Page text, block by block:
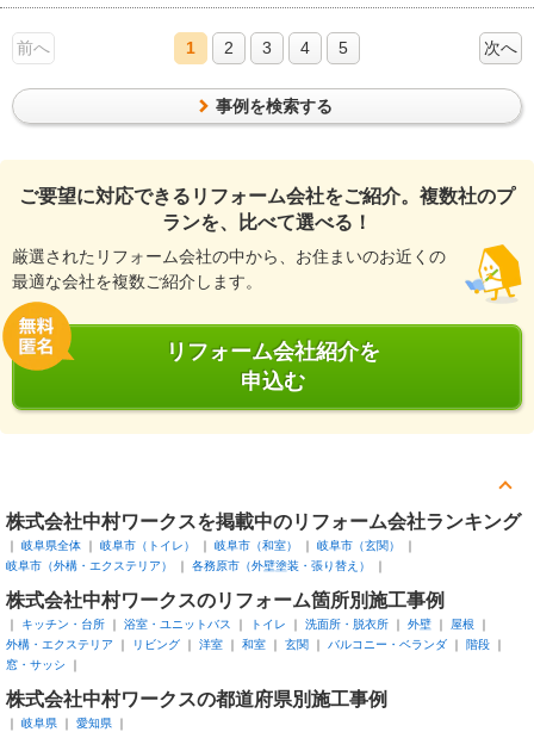
前へ 1 2 3 4 5 次へ
事例を検索する
ご要望に対応できるリフォーム会社をご紹介。複数社のプ
ランを、比べて選べる！
厳選されたリフォーム会社の中から、お住まいのお近くの
最適な会社を複数ご紹介します。
リフォーム会社紹介を
申込む
株式会社中村ワークスを掲載中のリフォーム会社ランキング
岐阜県全体 岐阜市（トイレ） 岐阜市（和室）
岐阜市（玄関）
岐阜市（外構・エクステリア）
各務原市（外壁塗装・張り替え）
株式会社中村ワークスのリフォーム箇所別施工事例
キッチン・台所 浴室・ユニットバス トイレ 洗面所・脱衣所 外壁
屋根
外構・エクステリア
リビング 洋室 和室 玄関 バルコニー・ベランダ
階段
窓・サッシ
株式会社中村ワークスの都道府県別施工事例
岐阜県 愛知県